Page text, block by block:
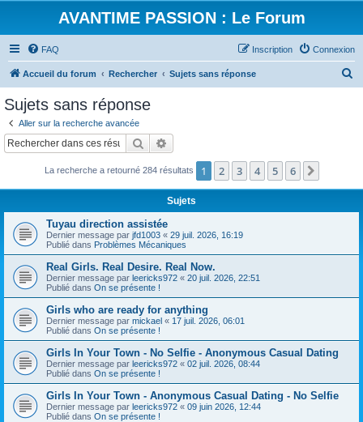
AVANTIME PASSION : Le Forum
FAQ Connexion
Inscription
Accueil du forum Rechercher Sujets sans réponse
c
Sujets sans réponse
Aller sur la recherche avancée
Rechercher
La recherche a retourné 284 résultats 1 2 3 4 5 6
Sujets
Tuyau direction assistée
Dernier message par jfd1003 « 29 juil. 2026, 16:19
Publié dans Problèmes Mécaniques
Real Girls. Real Desire. Real Now.
Dernier message par leericks972 « 20 juil. 2026, 22:51
Publié dans On se présente !
Girls who are ready for anything
Dernier message par mickael « 17 juil. 2026, 06:01
Publié dans On se présente !
Girls In Your Town - No Selfie - Anonymous Casual Dating
Dernier message par leericks972 « 02 juil. 2026, 08:44
Publié dans On se présente !
Girls In Your Town - Anonymous Casual Dating - No Selfie
Dernier message par leericks972 « 09 juin 2026, 12:44
Publié dans On se présente !